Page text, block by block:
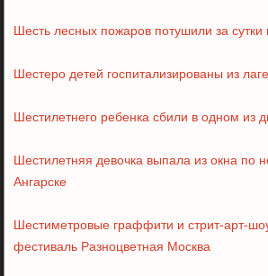
Шесть лесных пожаров потушили за сутки
Шестеро детей госпитализированы из
Шестилетнего ребенка сбили в одном из
Шестилетняя девочка выпала из окна по
Ангарске
Шестиметровые граффити и стрит-арт-
фестиваль Разноцветная Москва